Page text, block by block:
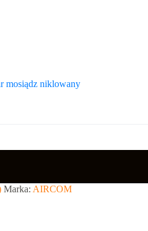
mosiądz niklowany
Marka: AIRCOM